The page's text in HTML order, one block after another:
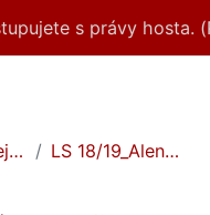
s právy hosta. (
Nejlepší eseje - Genealogie - Hledáme své předky LS 18/19_Alena Letochová (KS Orlová): O bádání po ...